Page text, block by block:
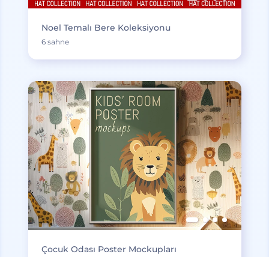
Noel Temalı Bere Koleksiyonu
6 sahne
Çocuk Odası Poster Mockupları